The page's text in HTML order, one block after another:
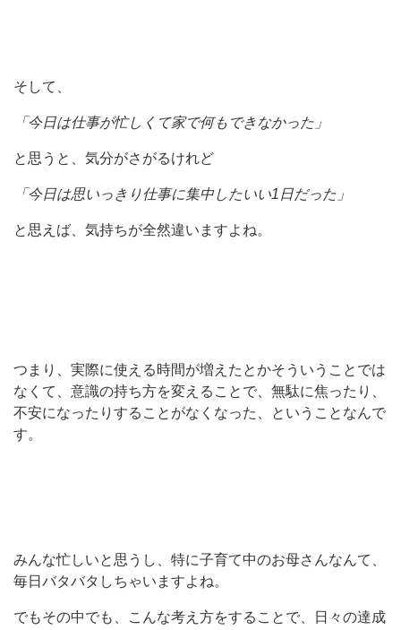
そして、
「今日は仕事が忙しくて家で何もできなかった」
と思うと、気分がさがるけれど
「今日は思いっきり仕事に集中したいい1日だった」
と思えば、気持ちが全然違いますよね。
つまり、実際に使える時間が増えたとかそういうことでは
なくて、意識の持ち方を変えることで、無駄に焦ったり、
不安になったりすることがなくなった、ということなんで
す。
みんな忙しいと思うし、特に子育て中のお母さんなんて、
毎日バタバタしちゃいますよね。
でもその中でも、こんな考え方をすることで、日々の達成